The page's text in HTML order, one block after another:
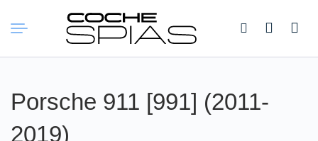
Buscar:
Porsche 911 [991] (2011-
2019)